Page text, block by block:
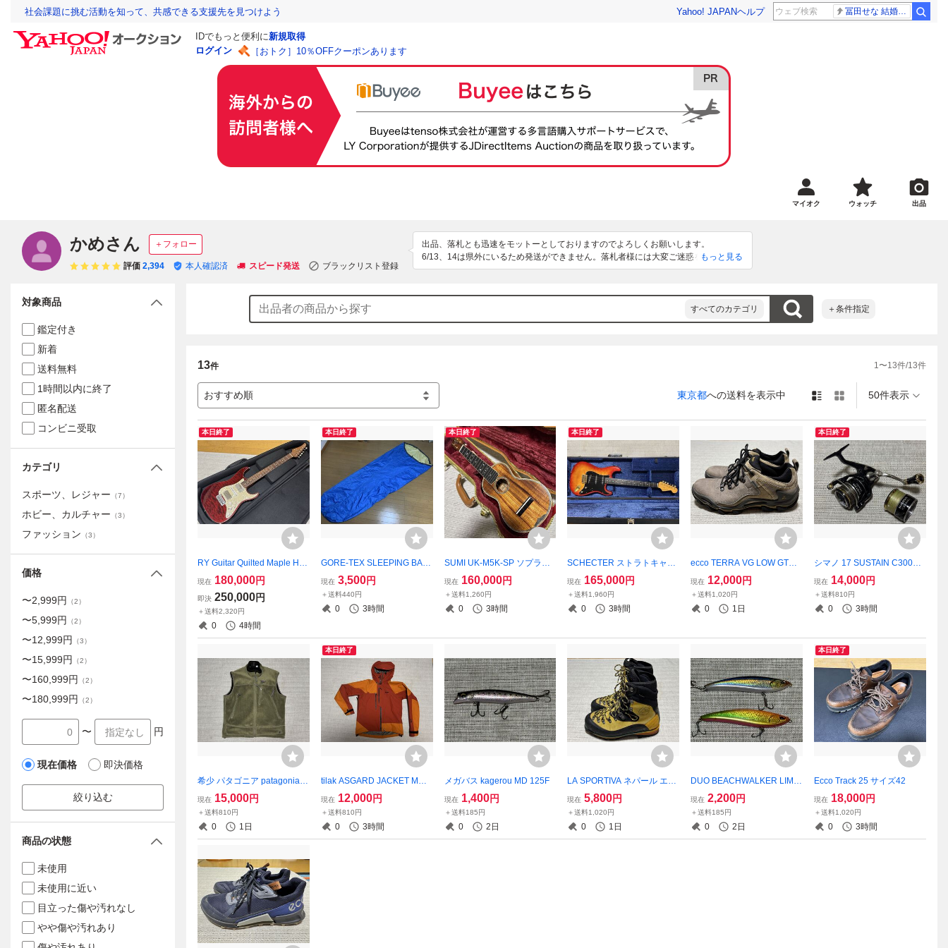
社会課題に挑む活動を知って、共感できる支援先を見つけよう Yahoo! JAPANヘルプ 冨田せな 結婚発表
IDでもっと便利に新規取得
ログイン
［おトク］10％OFFクーポンあります
マイオク ウォッチ 出品
かめさん ＋フォロー
評価 2,394 本人確認済 スピード発送 ブラックリスト登録
出品、落札とも迅速をモットーとしておりますのでよろしくお願いします。
6/13、14は県外にいるため発送ができません。落札者様には大変ご迷惑をおかけし
ますがあらかじめご了承願います。
もっと見る
すべてのカテゴリ ＋条件指定
13件 1〜13件/13件
おすすめ順 東京都への送料を表示中 50件表示
本日終了
RY Guitar Quilted Maple HS
H ストラトキャスター
現在 180,000円
即決 250,000円
＋送料2,320円
0 4時間
本日終了
GORE-TEX SLEEPING BAG
COVER シュラフカバー
現在 3,500円
＋送料440円
0 3時間
本日終了
SUMI UK-M5K-SP ソプラノ
ウクレレ Martin Style-5K レ
プリカ
現在 160,000円
＋送料1,260円
0 3時間
本日終了
SCHECTER ストラトキャス
ター MOON期 希少
現在 165,000円
＋送料1,960円
0 3時間
ecco TERRA VG LOW GTX
サイズ42
現在 12,000円
＋送料1,020円
0 1日
本日終了
シマノ 17 SUSTAIN C3000H
G ハンドル交換あり 替えス
プール付き
現在 14,000円
＋送料810円
0 3時間
希少 パタゴニア patagonia R
4 フリースベスト刺繍タグ U
SA製
現在 15,000円
＋送料810円
0 1日
本日終了
tilak ASGARD JACKET Mサ
現在 12,000円
＋送料810円
0 3時間
メガバス kagerou MD 125F
現在 1,400円
＋送料185円
0 2日
LA SPORTIVA ネパール エボ
要修理 サイズ41
現在 5,800円
＋送料1,020円
0 1日
DUO BEACHWALKER LIMB
ER 115S
現在 2,200円
＋送料185円
0 2日
本日終了
Ecco Track 25 サイズ42
現在 18,000円
＋送料1,020円
0 3時間
対象商品
鑑定付き
新着
送料無料
1時間以内に終了
匿名配送
コンビニ受取
カテゴリ
スポーツ、レジャー （7）
ホビー、カルチャー （3）
ファッション （3）
価格
〜2,999円 （2）
〜5,999円 （2）
〜12,999円 （3）
〜15,999円 （2）
〜160,999円 （2）
〜180,999円 （2）
〜 円
現在価格 即決価格
絞り込む
商品の状態
未使用
未使用に近い
目立った傷や汚れなし
やや傷や汚れあり